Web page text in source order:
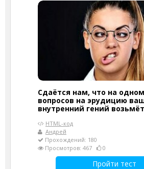
Сдаётся нам, что на
вопросов на эрудицию
внутренний гений
HTML-код
Андрей
Прохождений: 180
Просмотров: 467
0
Пройти тест